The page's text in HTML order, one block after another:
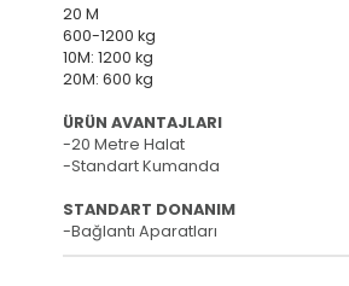
20 M
600-1200 kg
10M: 1200 kg
20M: 600 kg
ÜRÜN AVANTAJLARI
-20 Metre Halat
-Standart Kumanda
STANDART DONANIM
-Bağlantı Aparatları